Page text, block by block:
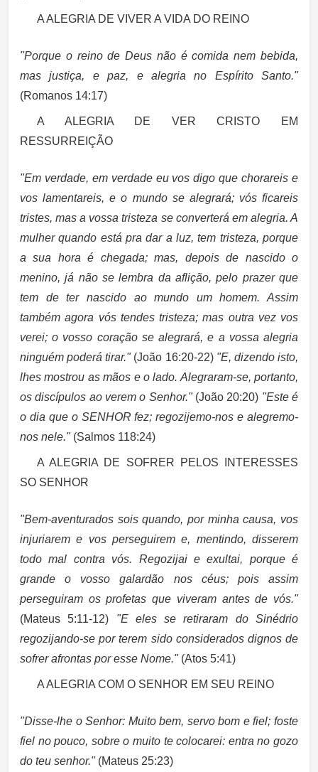
A ALEGRIA DE VIVER A VIDA DO REINO
"Porque o reino de Deus não é comida nem bebida,
mas justiça, e paz, e alegria no Espírito Santo."
(Romanos 14:17)
A ALEGRIA DE VER CRISTO EM
RESSURREIÇÃO
"Em verdade, em verdade eu vos digo que chorareis e
vos lamentareis, e o mundo se alegrará; vós ficareis
tristes, mas a vossa tristeza se converterá em alegria. A
mulher quando está pra dar a luz, tem tristeza, porque
a sua hora é chegada; mas, depois de nascido o
menino, já não se lembra da aflição, pelo prazer que
tem de ter nascido ao mundo um homem. Assim
também agora vós tendes tristeza; mas outra vez vos
verei; o vosso coração se alegrará, e a vossa alegria
ninguém poderá tirar." (João 16:20-22) "E, dizendo isto,
lhes mostrou as mãos e o lado. Alegraram-se, portanto,
os discípulos ao verem o Senhor."(João 20:20) "Este é
o dia que o SENHOR fez; regozijemo-nos e alegremo-
nos nele."(Salmos 118:24)
A ALEGRIA DE SOFRER PELOS INTERESSES
SO SENHOR
"Bem-aventurados sois quando, por minha causa, vos
injuriarem e vos perseguirem e, mentindo, disserem
todo mal contra vós. Regozijai e exultai, porque é
grande o vosso galardão nos céus; pois assim
perseguiram os profetas que viveram antes de vós."
(Mateus 5:11-12) "E eles se retiraram do Sinédrio
regozijando-se por terem sido considerados dignos de
sofrer afrontas por esse Nome."(Atos 5:41)
A ALEGRIA COM O SENHOR EM SEU REINO
"Disse-lhe o Senhor: Muito bem, servo bom e fiel; foste
fiel no pouco, sobre o muito te colocarei: entra no gozo
do teu senhor."(Mateus 25:23)